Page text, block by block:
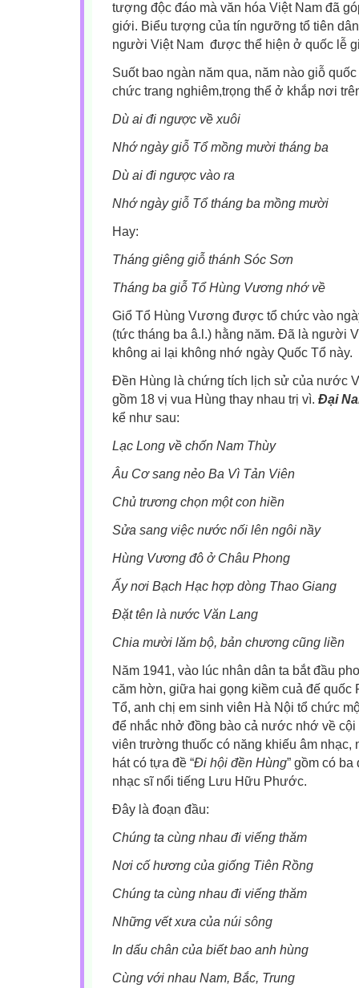
tượng độc đáo mà văn hóa Việt Nam đã
giới. Biểu tượng của tín ngưỡng tổ tiên
người Việt Nam được thể hiện ở quốc lễ
Suốt bao ngàn năm qua, năm nào giỗ
chức trang nghiêm,trọng thể ở khắp nơi
Dù ai đi ngược về xuôi
Nhớ ngày giỗ Tổ mồng mười tháng ba
Dù ai đi ngược vào ra
Nhớ ngày giỗ Tổ tháng ba mồng mười
Hay:
Tháng giêng giỗ thánh Sóc Sơn
Tháng ba giỗ Tổ Hùng Vương nhớ về
Giổ Tổ Hùng Vương được tổ chức vào
(tức tháng ba â.l.) hằng năm. Đã là người
không ai lại không nhớ ngày Quốc Tổ này.
Đền Hùng là chứng tích lịch sử của nước
gồm 18 vị vua Hùng thay nhau trị vì. Đại
kể như sau:
Lạc Long về chốn Nam Thùy
Âu Cơ sang nẻo Ba Vì Tản Viên
Chủ trương chọn một con hiền
Sửa sang việc nước nối lên ngôi nầy
Hùng Vương đô ở Châu Phong
Ấy nơi Bạch Hạc hợp dòng Thao Giang
Đặt tên là nước Văn Lang
Chia mười lăm bộ, bản chương cũng liền
Năm 1941, vào lúc nhân dân ta bắt đầu
căm hờn, giữa hai gọng kiềm cuả đế quốc
Tổ, anh chị em sinh viên Hà Nội tổ chức
để nhắc nhở đồng bào cả nước nhớ về cội
viên trường thuốc có năng khiếu âm
hát có tựa đề “Đi hội đền Hùng” gồm có
nhạc sĩ nổi tiếng Lưu Hữu Phước.
Đây là đoạn đầu:
Chúng ta cùng nhau đi viếng thăm
Nơi cố hương của giống Tiên Rồng
Chúng ta cùng nhau đi viếng thăm
Những vết xưa của núi sông
In dấu chân của biết bao anh hùng
Cùng với nhau Nam, Bắc, Trung